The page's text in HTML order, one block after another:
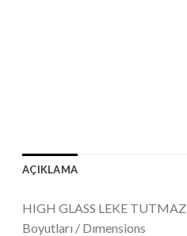
AÇIKLAMA
HIGH GLASS LEKE TUTMAZ
Boyutları / Dımensions